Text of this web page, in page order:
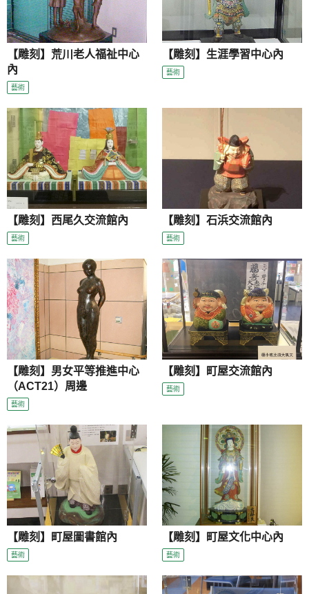
【雕刻】荒川老人福祉中心
內
藝術
【雕刻】生涯學習中心內
藝術
【雕刻】西尾久交流館內
藝術
【雕刻】石浜交流館內
藝術
【雕刻】男女平等推進中心
（ACT21）周邊
藝術
【雕刻】町屋交流館內
藝術
【雕刻】町屋圖書館內
藝術
【雕刻】町屋文化中心內
藝術